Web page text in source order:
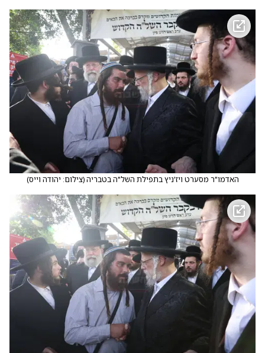
האדמו"ר מסערט ויז'ניץ בתפילת השל"ה בטבריה(צילום: יהודה וייס)